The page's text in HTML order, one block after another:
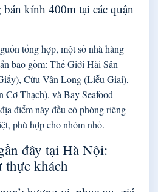
kính 400m tại các quận
tổng hợp, một số nhà hàng
bao gồm: Thế Giới Hải Sản
Cửu Vân Long (Liễu Giai),
Cơ Thạch), và Bay Seafood
điểm này đều có phòng riêng
phù hợp cho nhóm nhỏ.
đây tại Hà Nội:
thực khách